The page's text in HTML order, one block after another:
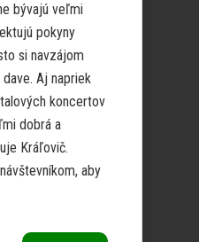
bývajú veľmi
pokyny
si navzájom
Aj napriek
koncertov
dobrá a
Kráľovič.
aby